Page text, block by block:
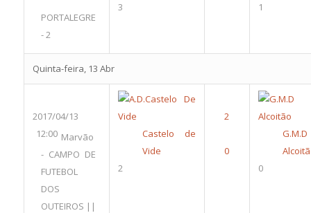
PORTALEGRE
- 2
3
1
Quinta-feira, 13 Abr
2017/04/13
12:00 Marvão
- CAMPO DE
FUTEBOL
DOS
OUTEIROS ||
Castelo de
Vide
2
0